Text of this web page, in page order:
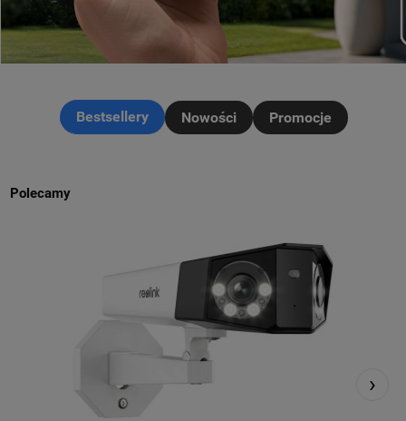
Bestsellery Nowości Promocje
Polecamy
›